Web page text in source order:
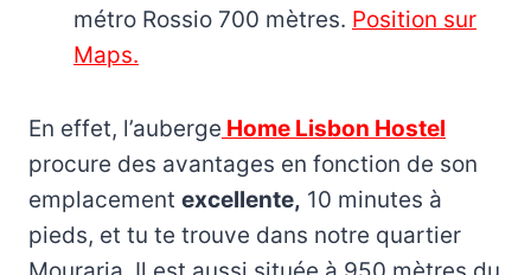
métro Rossio 700 mètres. Position sur
Maps.
En effet, l’auberge Home Lisbon Hostel
procure des avantages en fonction de son
emplacement excellente, 10 minutes à
pieds, et tu te trouve dans notre quartier